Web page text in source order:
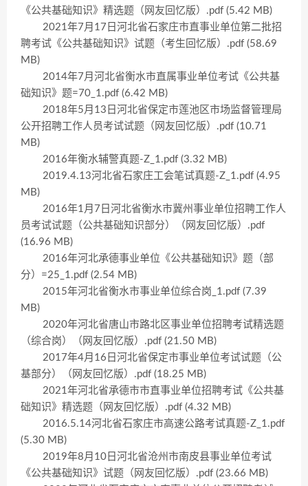
《公共基础知识》精选题（网友回忆版）.pdf (5.42 MB)
2021年7月17日河北省石家庄市直事业单位第二批招
聘考试《公共基础知识》试题（考生回忆版）.pdf (58.69
MB)
2014年7月河北省衡水市直属事业单位考试《公共基
础知识》题=70_1.pdf (6.42 MB)
2018年5月13日河北省保定市莲池区市场监督管理局
公开招聘工作人员考试试题（网友回忆版）.pdf (10.71
MB)
2016年衡水辅警真题-Z_1.pdf (3.32 MB)
2019.4.13河北省石家庄工会笔试真题-Z_1.pdf (4.95
MB)
2016年1月7日河北省衡水市冀州事业单位招聘工作人
员考试试题（公共基础知识部分）（网友回忆版）.pdf
(16.96 MB)
2016年河北承德事业单位《公共基础知识》题（部
分）=25_1.pdf (2.54 MB)
2015年河北省衡水市事业单位综合岗_1.pdf (7.39
MB)
2020年河北省唐山市路北区事业单位招聘考试精选题
（综合岗）（网友回忆版）.pdf (21.50 MB)
2017年4月16日河北省保定市事业单位考试试题（公
基部分）（网友回忆版）.pdf (18.25 MB)
2021年河北省承德市市直事业单位招聘考试《公共基
础知识》精选题（网友回忆版）.pdf (4.32 MB)
2016.5.14河北省石家庄市高速公路考试真题-Z_1.pdf
(5.30 MB)
2019年8月10日河北省沧州市南皮县事业单位考试
《公共基础知识》试题（网友回忆版）.pdf (23.66 MB)